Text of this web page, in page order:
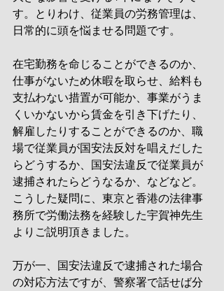
す。とりわけ、従業員の労務管理は、
日常的に頭を悩ませる問題です。
在宅勤務を命じることができるのか、
仕事がないため休暇を取らせ、給料も
支払わない措置が可能か、事業がうま
くいかないから賃金を引き下げたり、
解雇したりすることができるのか、職
場で従業員が国安法反対を唱えだした
らどうするか、国安法違反で従業員が
逮捕されたらどうなるか、などなど。
こうした疑問に、東京と香港の法律事
務所で労働法務を経験した宇賀神先生
よりご説明頂きました。
万が一、国安法違反で逮捕された場合
の対応方法ですが、警察署で話せば分